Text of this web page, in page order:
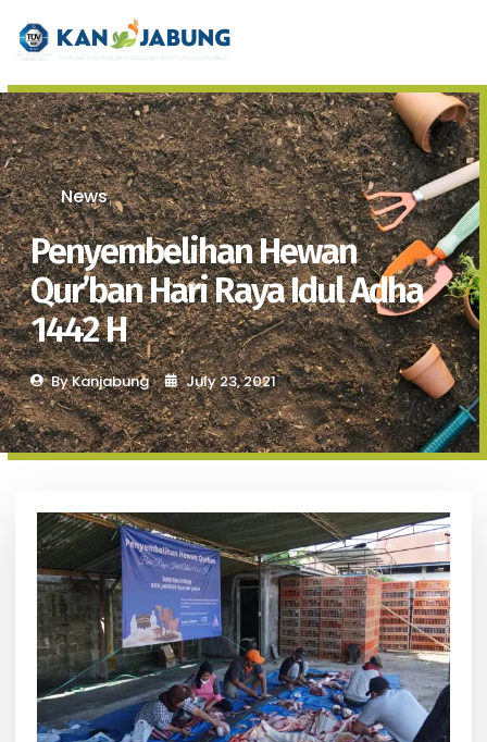
News
Penyembelihan Hewan
Qur’ban Hari Raya Idul Adha
1442 H
ByKanjabung July 23, 2021